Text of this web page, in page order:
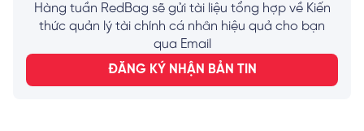
Hàng tuần RedBag sẽ gửi tài liệu tổng hợp về Kiến
thức quản lý tài chính cá nhân hiệu quả cho bạn
qua Email
ĐĂNG KÝ NHẬN BẢN TIN